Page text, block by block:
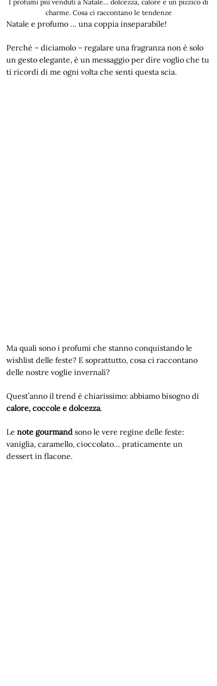
I profumi più venduti a Natale… dolcezza, calore e un pizzico di
charme. Cosa ci raccontano le tendenze
Natale e profumo … una coppia inseparabile!
Perché – diciamolo – regalare una fragranza non è solo
un gesto elegante, è un messaggio per dire voglio che tu
ti ricordi di me ogni volta che senti questa scia.
Ma quali sono i profumi che stanno conquistando le
wishlist delle feste? E soprattutto, cosa ci raccontano
delle nostre voglie invernali?
Quest’anno il trend è chiarissimo: abbiamo bisogno di
calore, coccole e dolcezza.
Lenote gourmand sono le vere regine delle feste:
vaniglia, caramello, cioccolato… praticamente un
dessert in flacone.